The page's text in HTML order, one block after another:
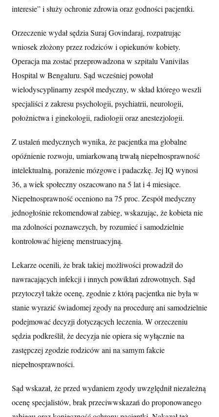
interesie” i służy ochronie zdrowia oraz godności pacjentki.
Orzeczenie wydał sędzia Suraj Govindaraj, rozpatrując
wniosek złożony przez rodziców i opiekunów kobiety.
Operacja ma zostać przeprowadzona w szpitalu Vanivilas
Hospital w Bengaluru. Sąd wcześniej powołał
wielodyscyplinarny zespół medyczny, w skład którego weszli
specjaliści z zakresu psychologii, psychiatrii, neurologii,
położnictwa i ginekologii, radiologii oraz anestezjologii.
Z ustaleń medycznych wynika, że pacjentka ma globalne
opóźnienie rozwoju, umiarkowaną trwałą niepełnosprawność
intelektualną, porażenie mózgowe i padaczkę. Jej IQ wynosi
36, a wiek społeczny oszacowano na 5 lat i 4 miesiące.
Niepełnosprawność oceniono na 75 proc. Zespół medyczny
jednogłośnie rekomendował zabieg, wskazując, że kobieta nie
ma zdolności poznawczych, by rozumieć i samodzielnie
kontrolować higienę menstruacyjną.
Lekarze ocenili, że brak takiej możliwości prowadził do
nawracających infekcji i innych powikłań zdrowotnych. Sąd
przytoczył także ocenę, zgodnie z którą pacjentka nie była w
stanie wyrazić świadomej zgody na procedurę ani samodzielnie
podejmować decyzji dotyczących leczenia. W orzeczeniu
sędzia podkreślił, że decyzja nie opiera się wyłącznie na
zastępczej zgodzie rodziców ani na samym fakcie
niepełnosprawności.
Sąd wskazał, że przed wydaniem zgody uwzględnił niezależną
ocenę specjalistów, brak przeciwwskazań do proponowanego